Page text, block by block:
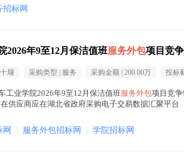
招标网
2026年9至12月保洁值班服务外包项目竞
堰 采购类型 | 服务 采购金额 | 200.00万 投标
工业学院2026年9至12月保洁值班服务外包项目竞
供应商应在湖北省政府采购电子交易数据汇聚平
网 | 服务外包招标网 | 学院招标网